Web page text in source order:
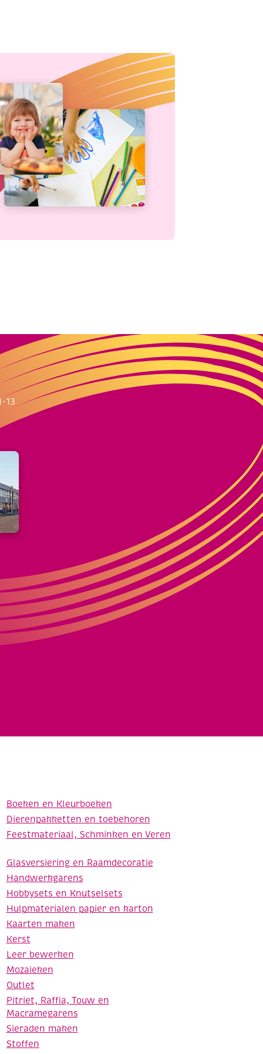
13
Boeken en Kleurboeken
Dierenpakketten en toebehoren
Feestmateriaal, Schminken en Veren
Glasversiering en Raamdecoratie
Handwerkgarens
Hobbysets en Knutselsets
Hulpmaterialen papier en karton
Kaarten maken
Kerst
Leer bewerken
Mozaieken
Outlet
Pitriet, Raffia, Touw en
Macramegarens
Sieraden maken
Stoffen